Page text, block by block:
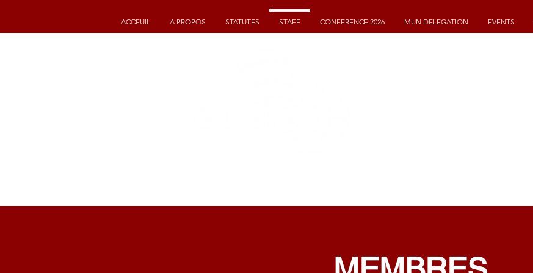
ACCEUIL A PROPOS STATUTES STAFF CONFERENCE 2026 MUN DELEGATION EVENTS